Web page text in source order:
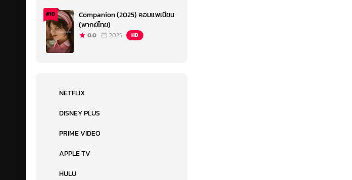
#10
Companion (2025) คอมแพเนียน
(พากย์ไทย)
0.0 2025 HD
NETFLIX
DISNEY PLUS
PRIME VIDEO
APPLE TV
HULU